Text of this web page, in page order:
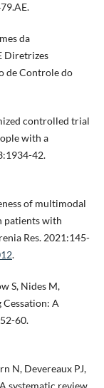
da
Diretrizes
de Controle do
controlled trial
with a
42.
of multimodal
patients with
Res. 2021:145-
.
S, Nides M,
A
60.
N, Devereaux PJ,